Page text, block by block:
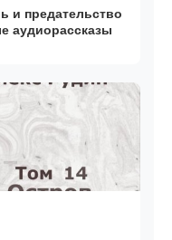
предательство
аудиорассказы